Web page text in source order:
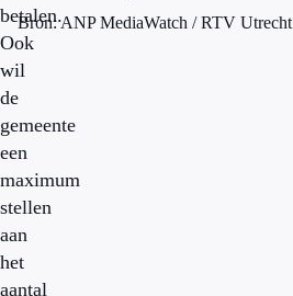
betalen.
Ook
wil
de
gemeente
een
maximum
stellen
aan
het
aantal
Bron: ANP MediaWatch / RTV Utrecht